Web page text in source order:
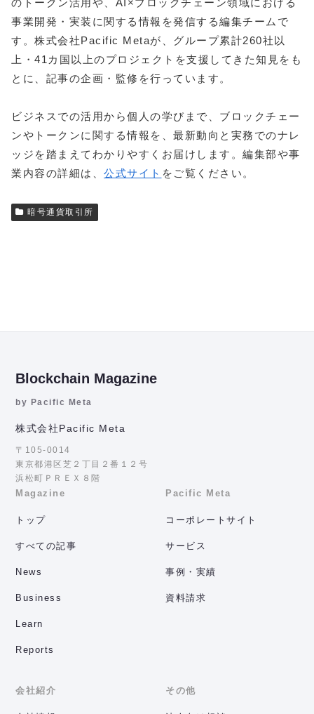
のトークン活用や、AI×ブロックチェーン領域における
事業開発・実装に関する情報を発信する編集チームで
す。株式会社Pacific Metaが、グループ累計260社以
上・41カ国以上のプロジェクトを支援してきた知見をも
とに、記事の企画・監修を行っています。
ビジネスでの活用から個人の学びまで、ブロックチェー
ンやトークンに関する情報を、最新動向と実務でのナレ
ッジを踏まえてわかりやすくお届けします。編集部や事
業内容の詳細は、 公式サイト をご覧ください。
暗号通貨取引所
Blockchain Magazine
by Pacific Meta
株式会社Pacific Meta
〒105-0014
東京都港区芝２丁目２番１２号
浜松町ＰＲＥＸ８階
Magazine
トップ
すべての記事
News
Business
Learn
Reports
Pacific Meta
コーポレートサイト
サービス
事例・実績
資料請求
会社紹介 その他